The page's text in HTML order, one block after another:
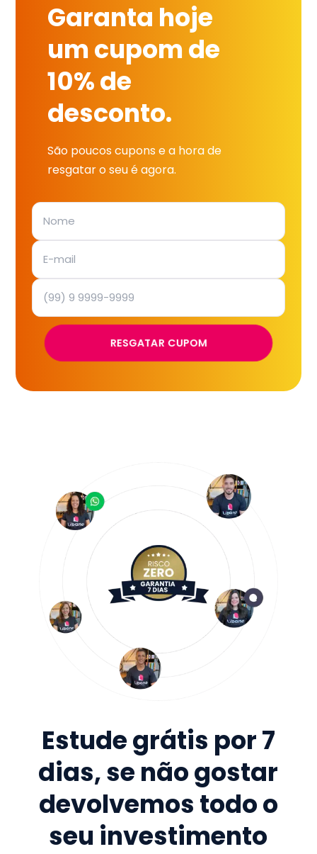
Garanta hoje
um cupom de
10% de
desconto.
São poucos cupons e a hora de
resgatar o seu é agora.
RESGATAR CUPOM
Estude grátis por 7
dias, se não gostar
devolvemos todo o
seu investimento